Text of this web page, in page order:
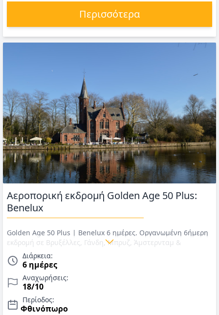
Περισσότερα
Αεροπορική εκδρομή Golden Age 50 Plus:
Benelux
Golden Age 50 Plus | Benelux 6 ημέρες. Οργανωμένη 6ήμερη
εκδρομή σε Βρυξέλλες, Γάνδη, Μπρυζ, Άμστερνταμ &
Λουξεμβούργο. Αναχώρηση 18/10. Αεροπορικά εισιτήρια,
ΦΟΡΟΙ, διαμονή στις Βρυξέλλες & Άμστερνταμ σε ξενοδοχεία
με πρωινό, μεταφορές, περιηγήσεις και εκδρομές με
κλιματιζόμενο τουριστικό λεωφορείο και αρχηγό/συνοδό.
Τιμές για Οκτώβριο 2026.
Διάρκεια:
6 ημέρες
Αναχωρήσεις:
18/10
Περίοδος:
Φθινόπωρο